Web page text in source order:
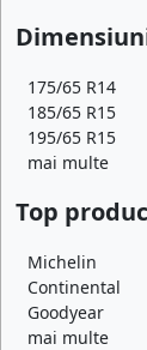
175/65 R14
185/65 R15
195/65 R15
mai multe
Top
Michelin
Continental
Goodyear
mai multe